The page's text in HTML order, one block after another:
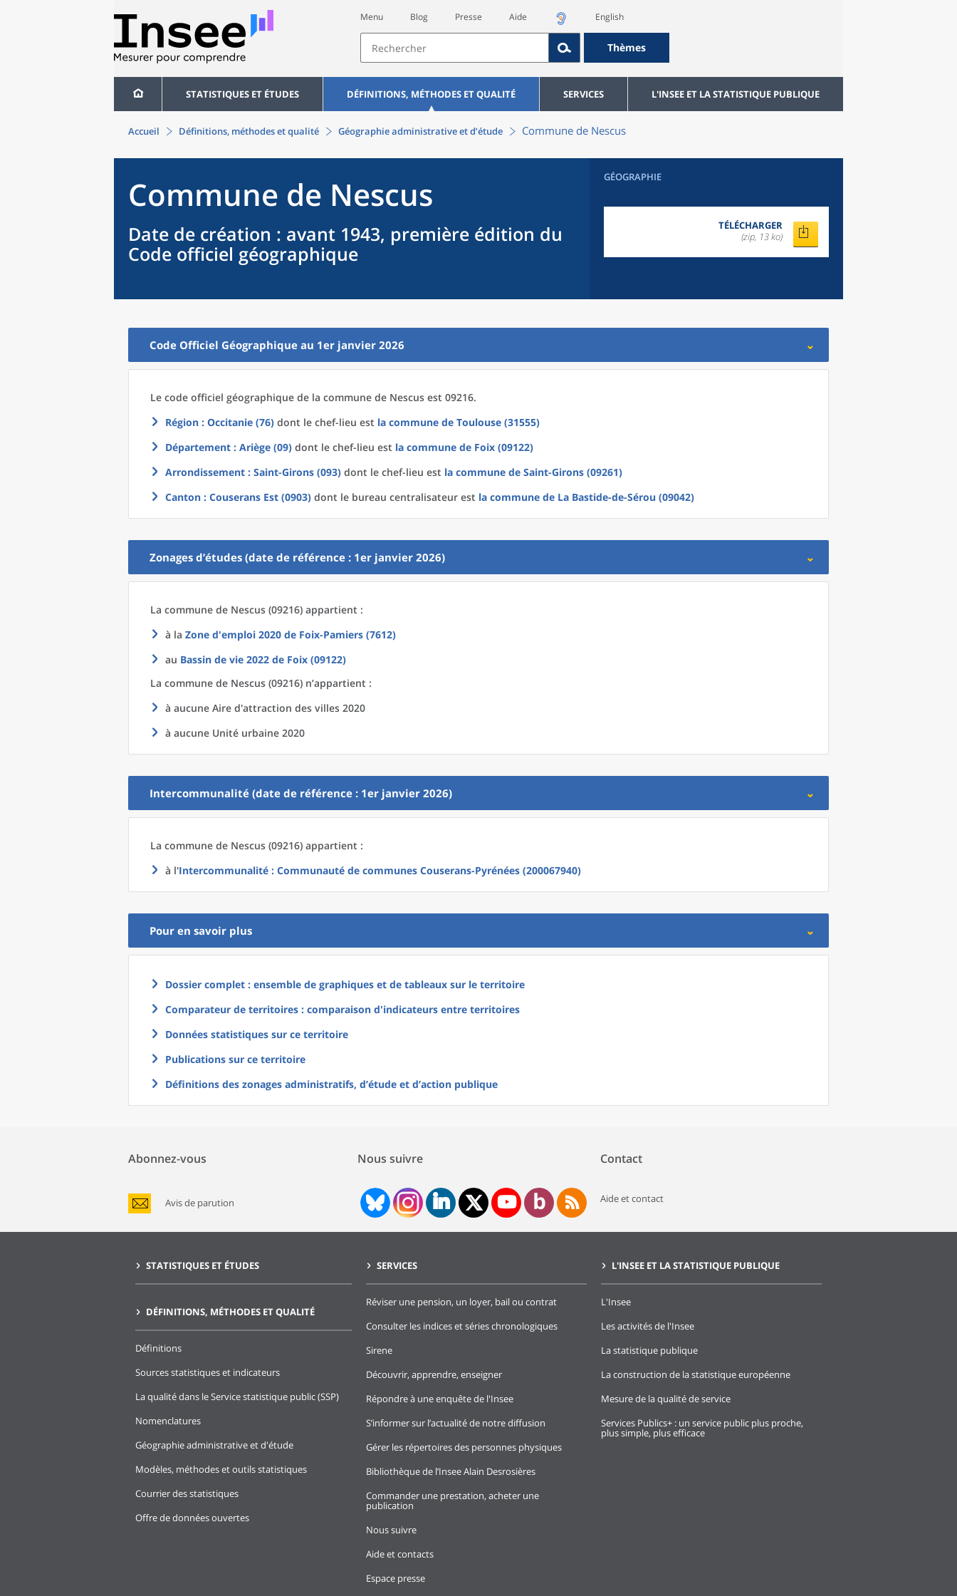
Menu Blog Presse Aide English
Thèmes
STATISTIQUES ET ÉTUDES DÉFINITIONS, MÉTHODES ET QUALITÉ SERVICES L'INSEE ET LA STATISTIQUE PUBLIQUE
Accueil Définitions, méthodes et qualité Géographie administrative et d’étude Commune de Nescus
Commune de Nescus
Date de création : avant 1943, première édition du
Code officiel géographique
GÉOGRAPHIE
TÉLÉCHARGER
(zip, 13 ko)
Code Officiel Géographique au 1er janvier 2026
Le code officiel géographique de la commune de Nescus est 09216.
Région : Occitanie (76) dont le chef-lieu est la commune de Toulouse (31555)
Département : Ariège (09) dont le chef-lieu est la commune de Foix (09122)
Arrondissement : Saint-Girons (093) dont le chef-lieu est la commune de Saint-Girons (09261)
Canton : Couserans Est (0903) dont le bureau centralisateur est la commune de La Bastide-de-Sérou (09042)
Zonages d’études (date de référence : 1er janvier 2026)
La commune de Nescus (09216) appartient :
à la Zone d'emploi 2020 de Foix-Pamiers (7612)
au Bassin de vie 2022 de Foix (09122)
La commune de Nescus (09216) n’appartient :
à aucune Aire d'attraction des villes 2020
à aucune Unité urbaine 2020
Intercommunalité (date de référence : 1er janvier 2026)
La commune de Nescus (09216) appartient :
à l'Intercommunalité : Communauté de communes Couserans-Pyrénées (200067940)
Pour en savoir plus
Dossier complet : ensemble de graphiques et de tableaux sur le territoire
Comparateur de territoires : comparaison d'indicateurs entre territoires
Données statistiques sur ce territoire
Publications sur ce territoire
Définitions des zonages administratifs, d’étude et d’action publique
Abonnez-vous
Avis de parution
Nous suivre Contact
Aide et contact
STATISTIQUES ET ÉTUDES
DÉFINITIONS, MÉTHODES ET QUALITÉ
Définitions
Sources statistiques et indicateurs
La qualité dans le Service statistique public (SSP)
Nomenclatures
Géographie administrative et d'étude
Modèles, méthodes et outils statistiques
Courrier des statistiques
Offre de données ouvertes
SERVICES
Réviser une pension, un loyer, bail ou contrat
Consulter les indices et séries chronologiques
Sirene
Découvrir, apprendre, enseigner
Répondre à une enquête de l'Insee
S’informer sur l’actualité de notre diffusion
Gérer les répertoires des personnes physiques
Bibliothèque de l’Insee Alain Desrosières
Commander une prestation, acheter une
publication
Nous suivre
Aide et contacts
Espace presse
L'INSEE ET LA STATISTIQUE PUBLIQUE
L'Insee
Les activités de l'Insee
La statistique publique
La construction de la statistique européenne
Mesure de la qualité de service
Services Publics+ : un service public plus proche,
plus simple, plus efficace